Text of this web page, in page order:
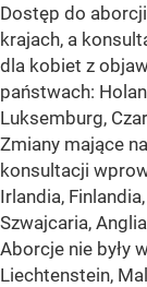
Dostęp do
krajach, a
dla kobiet z
państwach:
Luksemburg,
Zmiany mające
konsultacji
Irlandia,
Szwajcaria,
Aborcje nie były
Liechtenstein,